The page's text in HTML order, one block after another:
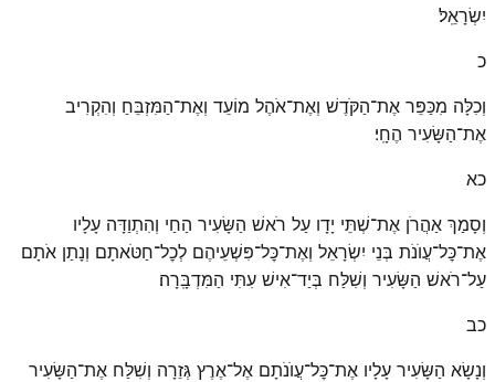
יִשְׂרָאֵֽל׃
כ
וְכִלָּה מִכַּפֵּר אֶת־הַקֹּדֶשׁ וְאֶת־אֹהֶל מוֹעֵד וְאֶת־הַמִּזְבֵּחַ וְהִקְרִיב
אֶת־הַשָּׂעִיר הֶחָֽי׃
כא
וְסָמַךְ אַהֲרֹן אֶת־שְׁתֵּי יָדָו עַל רֹאשׁ הַשָּׂעִיר הַחַי וְהִתְוַדָּה עָלָיו
אֶת־כׇּל־עֲוֺנֹת בְּנֵי יִשְׂרָאֵל וְאֶת־כׇּל־פִּשְׁעֵיהֶם לְכׇל־חַטֹּאתָם וְנָתַן אֹתָם
עַל־רֹאשׁ הַשָּׂעִיר וְשִׁלַּח בְּיַד־אִישׁ עִתִּי הַמִּדְבָּֽרָה׃
כב
וְנָשָׂא הַשָּׂעִיר עָלָיו אֶת־כׇּל־עֲוֺנֹתָם אֶל־אֶרֶץ גְּזֵרָה וְשִׁלַּח אֶת־הַשָּׂעִיר